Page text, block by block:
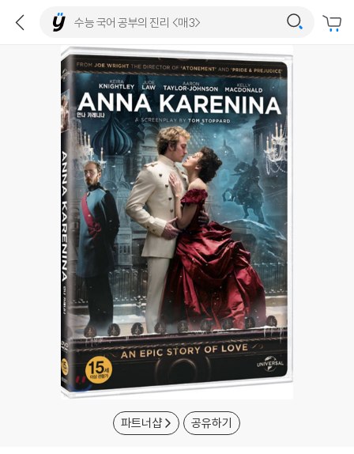
파트너샵 공유하기